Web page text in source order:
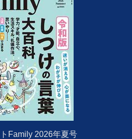
Family 2026年夏号